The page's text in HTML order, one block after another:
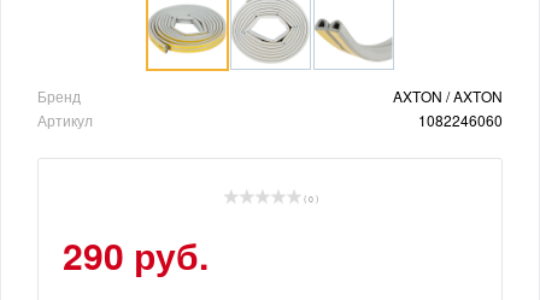
Бренд
AXTON / AXTON
Артикул
1082246060
( 0 )
290 руб.